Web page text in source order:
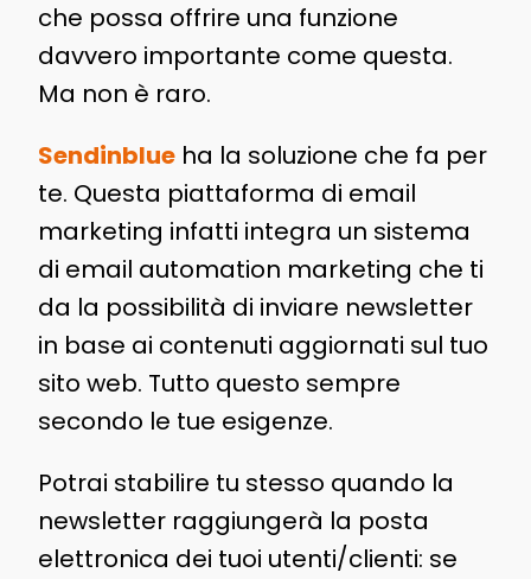
che possa offrire una funzione
davvero importante come questa.
Ma non è raro.
Sendinblueha la soluzione che fa per
te. Questa piattaforma di email
marketing infatti integra un sistema
di email automation marketing che ti
da la possibilità di inviare newsletter
in base ai contenuti aggiornati sul tuo
sito web. Tutto questo sempre
secondo le tue esigenze.
Potrai stabilire tu stesso quando la
newsletter raggiungerà la posta
elettronica dei tuoi utenti/clienti: se